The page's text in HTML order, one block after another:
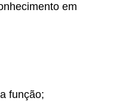
em
função;